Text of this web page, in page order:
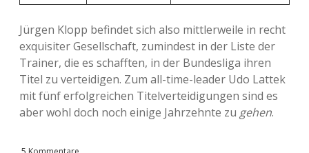
Jürgen Klopp befindet sich also mittlerweile in recht
exquisiter Gesellschaft, zumindest in der Liste der
Trainer, die es schafften, in der Bundesliga ihren
Titel zu verteidigen. Zum all-time-leader Udo Lattek
mit fünf erfolgreichen Titelverteidigungen sind es
aber wohl doch noch einige Jahrzehnte zu gehen.